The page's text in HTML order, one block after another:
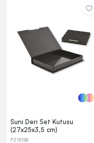
Suni Deri Set Kutusu
(27x25x3,5 cm)
PZ15128